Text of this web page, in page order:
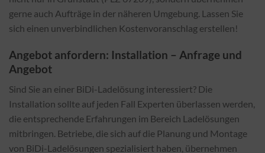
gerne auch Aufträge in der näheren Umgebung. Lassen Sie
sich einen unverbindlichen Kostenvoranschlag erstellen!
Angebot anfordern: Installation – Anfrage und
Angebot
Sind Sie an einer BiDi-Ladelösung interessiert? Die
Installation sollte auf jeden Fall Experten überlassen werden,
die entsprechende Erfahrungen im Bereich Ladelösungen
mitbringen. Betriebe, die sich auf die Planung und Montage
von BiDi-Ladelösungen spezialisiert haben, übernehmen